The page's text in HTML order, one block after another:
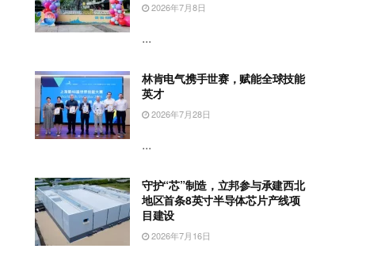
2026年7月8日
...
林肯电气携手世赛，赋能全球技能
英才
2026年7月28日
...
守护“芯”制造，立邦参与承建西北
地区首条8英寸半导体芯片产线项
目建设
2026年7月16日